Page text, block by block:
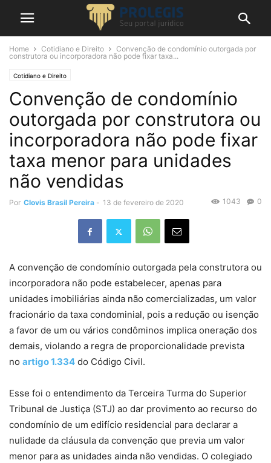
Home Cotidiano e Direito
Convenção de condomínio outorgada por
construtora ou incorporadora não pode fixar taxa...
Cotidiano e Direito
Convenção de condomínio
outorgada por construtora ou
incorporadora não pode fixar
taxa menor para unidades
não vendidas
Por Clovis Brasil Pereira - 13 de fevereiro de 2020 0
1043
A convenção de condomínio outorgada pela construtora ou
incorporadora não pode estabelecer, apenas para
unidades imobiliárias ainda não comercializadas, um valor
fracionário da taxa condominial, pois a redução ou isenção
a favor de um ou vários condôminos implica oneração dos
demais, violando a regra de proporcionalidade prevista
no artigo 1.334 do Código Civil.
Esse foi o entendimento da Terceira Turma do Superior
Tribunal de Justiça (STJ) ao dar provimento ao recurso do
condomínio de um edifício residencial para declarar a
nulidade da cláusula da convenção que previa um valor
menor para as unidades ainda não vendidas. O colegiado